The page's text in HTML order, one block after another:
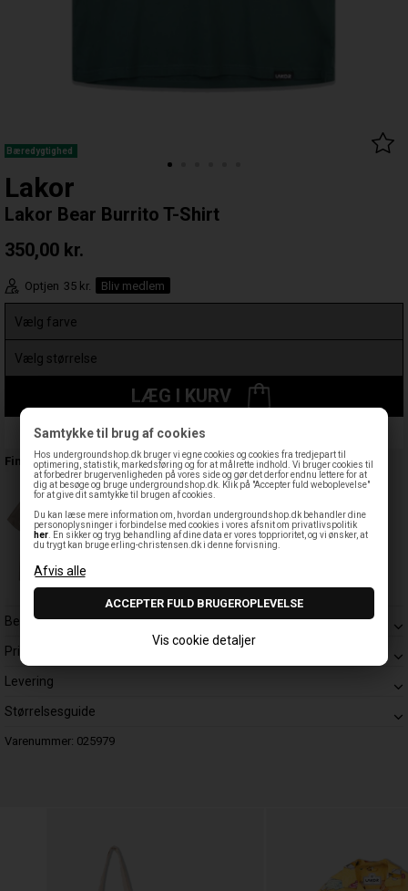
Samtykke til brug af cookies
Hos undergroundshop.dk bruger vi egne cookies og cookies fra tredjepart til
optimering, statistik, markedsføring og for at målrette indhold. Vi bruger cookies til
at forbedrer brugervenligheden på vores side og gør det derfor endnu lettere for at
dig at besøge og bruge undergroundshop.dk. Klik på "Accepter fuld weboplevelse"
for at give dit samtykke til brugen af cookies.
Du kan læse mere information om, hvordan undergroundshop.dk behandler dine
personoplysninger i forbindelse med cookies i vores afsnit om privatlivspolitik
her . En sikker og tryg behandling af dine data er vores topprioritet, og vi ønsker, at
du trygt kan bruge erling-christensen.dk i denne forvisning.
Vis cookie detaljer
Bæredygtighed
Lakor
Lakor Bear Burrito T-Shirt
350,00 kr.
Optjen 35 kr. Bliv medlem
LÆG I KURV
Leveringstid: 1-3 hverdage
Findes også:
Beskrivelse
Prisgaranti
Levering
Størrelsesguide
Varenummer: 025979